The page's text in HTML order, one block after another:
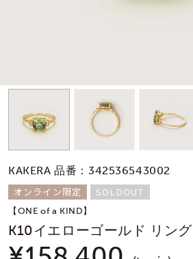
誕生石
モチーフ
石の色
ファッションテイス
ト
KAKERA 品番：342536543002
オンライン限定
SOLDOUT
【ONE of a KIND】
K10イエローゴールド リング